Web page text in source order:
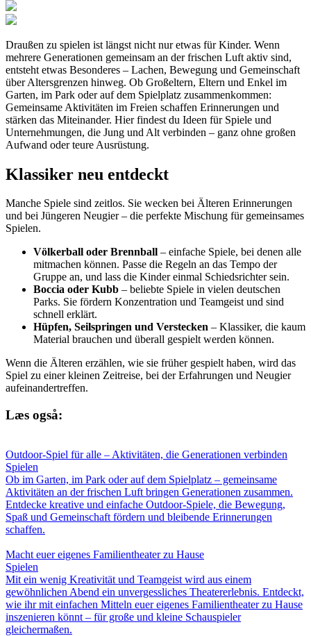
Draußen zu spielen ist längst nicht nur etwas für Kinder. Wenn
mehrere Generationen gemeinsam an der frischen Luft aktiv sind,
entsteht etwas Besonderes – Lachen, Bewegung und Gemeinschaft
über Altersgrenzen hinweg. Ob Großeltern, Eltern und Enkel im
Garten, im Park oder auf dem Spielplatz zusammenkommen:
Gemeinsame Aktivitäten im Freien schaffen Erinnerungen und
stärken das Miteinander. Hier findest du Ideen für Spiele und
Unternehmungen, die Jung und Alt verbinden – ganz ohne großen
Aufwand oder teure Ausrüstung.
Klassiker neu entdeckt
Manche Spiele sind zeitlos. Sie wecken bei Älteren Erinnerungen
und bei Jüngeren Neugier – die perfekte Mischung für gemeinsames
Spielen.
Völkerball oder Brennball – einfache Spiele, bei denen alle
mitmachen können. Passe die Regeln an das Tempo der
Gruppe an, und lass die Kinder einmal Schiedsrichter sein.
Boccia oder Kubb – beliebte Spiele in vielen deutschen
Parks. Sie fördern Konzentration und Teamgeist und sind
schnell erklärt.
Hüpfen, Seilspringen und Verstecken – Klassiker, die kaum
Material brauchen und überall gespielt werden können.
Wenn die Älteren erzählen, wie sie früher gespielt haben, wird das
Spiel zu einer kleinen Zeitreise, bei der Erfahrungen und Neugier
aufeinandertreffen.
Læs også:
Outdoor-Spiel für alle – Aktivitäten, die Generationen verbinden
Spielen
Ob im Garten, im Park oder auf dem Spielplatz – gemeinsame
Aktivitäten an der frischen Luft bringen Generationen zusammen.
Entdecke kreative und einfache Outdoor-Spiele, die Bewegung,
Spaß und Gemeinschaft fördern und bleibende Erinnerungen
schaffen.
Macht euer eigenes Familientheater zu Hause
Spielen
Mit ein wenig Kreativität und Teamgeist wird aus einem
gewöhnlichen Abend ein unvergessliches Theatererlebnis. Entdeckt,
wie ihr mit einfachen Mitteln euer eigenes Familientheater zu Hause
inszenieren könnt – für große und kleine Schauspieler
gleichermaßen.